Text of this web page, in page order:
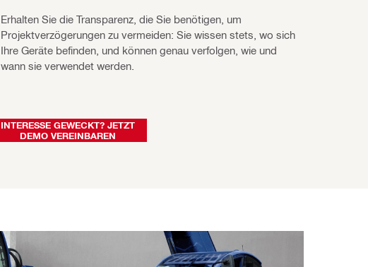
Erhalten Sie die Transparenz, die Sie benötigen, um
Projektverzögerungen zu vermeiden: Sie wissen stets, wo sich
Ihre Geräte befinden, und können genau verfolgen, wie und
wann sie verwendet werden.
INTERESSE GEWECKT? JETZT
DEMO VEREINBAREN